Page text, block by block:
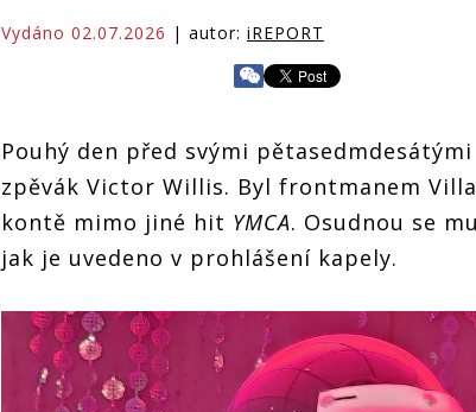
Vydáno 02.07.2026 | autor: iREPORT
Pouhý den před svými
zpěvák Victor Willis. Byl frontmanem
kontě mimo jiné hit YMCA. Osudnou se
jak je uvedeno v prohlášení kapely.